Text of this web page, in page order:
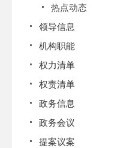
热点动态
领导信息
机构职能
权力清单
权责清单
政务信息
政务会议
提案议案